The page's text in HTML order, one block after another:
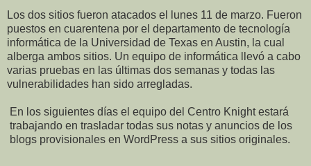
Los dos sitios fueron atacados el lunes 11 de marzo. Fueron
puestos en cuarentena por el departamento de tecnología
informática de la Universidad de Texas en Austin, la cual
alberga ambos sitios. Un equipo de informática llevó a cabo
varias pruebas en las últimas dos semanas y todas las
vulnerabilidades han sido arregladas.
En los siguientes días el equipo del Centro Knight estará
trabajando en trasladar todas sus notas y anuncios de los
blogs provisionales en WordPress a sus sitios originales.